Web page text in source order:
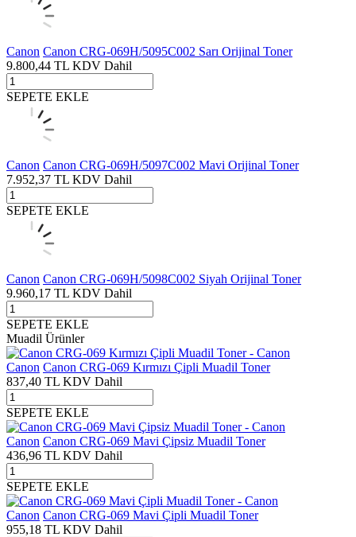
Canon Canon CRG-069H/5095C002 Sarı Orijinal Toner
9.800,44 TL KDV Dahil
SEPETE EKLE
Canon Canon CRG-069H/5097C002 Mavi Orijinal Toner
7.952,37 TL KDV Dahil
SEPETE EKLE
Canon Canon CRG-069H/5098C002 Siyah Orijinal Toner
9.960,17 TL KDV Dahil
SEPETE EKLE
Muadil Ürünler
Canon Canon CRG-069 Kırmızı Çipli Muadil Toner
837,40 TL KDV Dahil
SEPETE EKLE
Canon Canon CRG-069 Mavi Çipsiz Muadil Toner
436,96 TL KDV Dahil
SEPETE EKLE
Canon Canon CRG-069 Mavi Çipli Muadil Toner
955,18 TL KDV Dahil